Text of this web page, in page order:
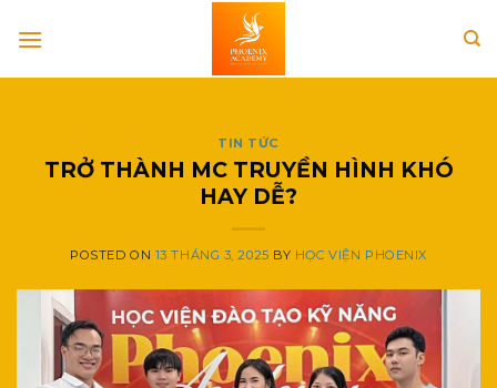
TIN TỨC
TRỞ THÀNH MC TRUYỀN HÌNH KHÓ
HAY DỄ?
POSTED ON 13 THÁNG 3, 2025 BY HỌC VIỆN PHOENIX